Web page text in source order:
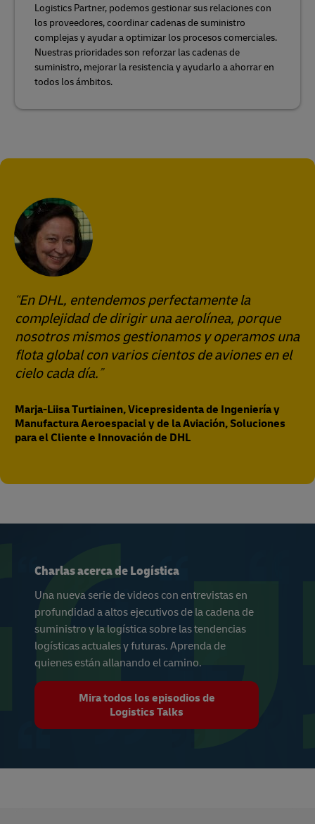
Logistics Partner, podemos gestionar sus relaciones con
los proveedores, coordinar cadenas de suministro
complejas y ayudar a optimizar los procesos comerciales.
Nuestras prioridades son reforzar las cadenas de
suministro, mejorar la resistencia y ayudarlo a ahorrar en
todos los ámbitos.
En DHL, entendemos perfectamente la
complejidad de dirigir una aerolínea, porque
nosotros mismos gestionamos y operamos una
flota global con varios cientos de aviones en el
cielo cada día.
Marja-Liisa Turtiainen, Vicepresidenta de Ingeniería y
Manufactura Aeroespacial y de la Aviación, Soluciones
para el Cliente e Innovación de DHL
Charlas acerca de Logística
Una nueva serie de videos con entrevistas en
profundidad a altos ejecutivos de la cadena de
suministro y la logística sobre las tendencias
logísticas actuales y futuras. Aprenda de
quienes están allanando el camino.
Mira todos los episodios de
Logistics Talks